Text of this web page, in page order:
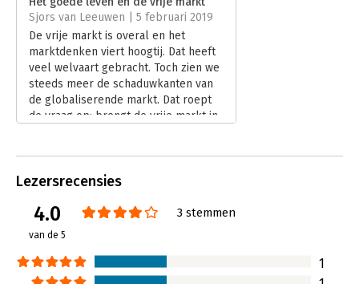
Hoofdrubriek: Economie
Sjors van Leeuwen | 5 februari 2019
De vrije markt is overal en het
marktdenken viert hoogtij. Dat heeft
veel welvaart gebracht. Toch zien we
steeds meer de schaduwkanten van
de globaliserende markt. Dat roept
de vraag op: brengt de vrije markt in
boek Het goede leven en de vrije
Lees verder
Lezersrecensies
4.0
van de 5
3 stemmen
1